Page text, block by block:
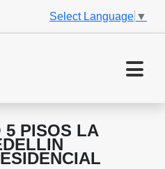
Select Language ▼
5 PISOS LA